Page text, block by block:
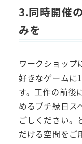
3.同時開催
みを
ワークショップ
好きなゲームに
す。工作の前後
めるプチ縁日ス
ごしください。
だける空間をご